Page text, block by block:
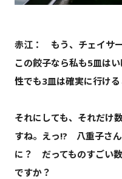
赤江： もう、チェイサ
この餃子なら私も5皿は
性でも3皿は確実に行ける
それにしても、それだけ
すね。えっ!? 八重子さ
に？ だってものすごい
ですか？